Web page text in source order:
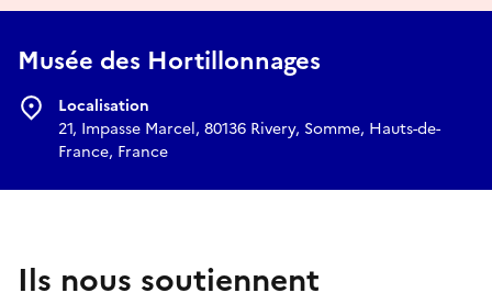
Musée des Hortillonnages
Localisation
21, Impasse Marcel, 80136 Rivery, Somme, Hauts-de-
France, France
Ils nous soutiennent